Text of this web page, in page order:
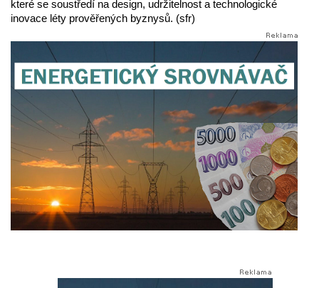
které se soustředí na design, udržitelnost a technologické
inovace léty prověřených byznysů. (sfr)